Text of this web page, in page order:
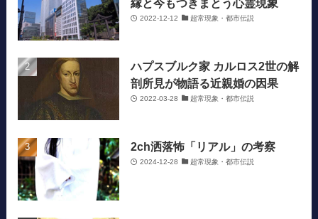
縁と今もつきまとう心霊現象
2022-12-12 超常現象・都市伝説
ハプスブルク家 カルロス2世の解
剖所見が物語る近親婚の因果
2022-03-28 超常現象・都市伝説
2ch洒落怖「リアル」の考察
2024-12-28 超常現象・都市伝説